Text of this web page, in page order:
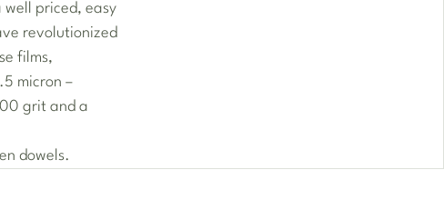
well priced, easy
revolutionized
films,
micron –
grit and a
dowels.